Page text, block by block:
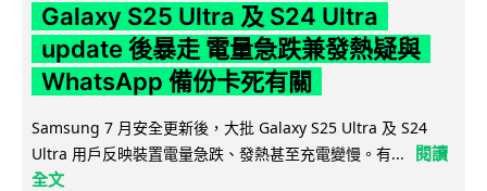
Galaxy S25 Ultra 及 S24 Ultra
update 後暴走 電量急跌兼發熱疑與
WhatsApp 備份卡死有關
Samsung 7 月安全更新後，大批 Galaxy S25 Ultra 及 S24
Ultra 用戶反映裝置電量急跌、發熱甚至充電變慢。有...
閱讀
全文